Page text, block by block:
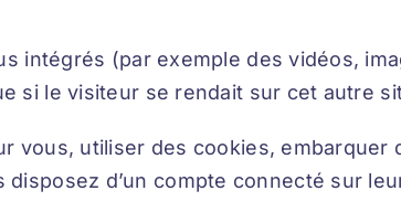
intégrés (par exemple des vidéos,
si le visiteur se rendait sur cet autre
vous, utiliser des cookies, embarquer
d’un compte connecté sur